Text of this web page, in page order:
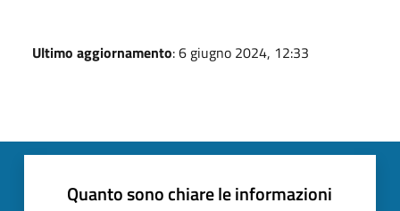
Ultimo aggiornamento: 6 giugno 2024, 12:33
Quanto sono chiare le informazioni